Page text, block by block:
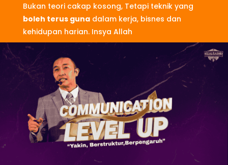
Bukan teori cakap kosong, Tetapi teknik yang
boleh terus gunadalam kerja, bisnes dan
kehidupan harian. Insya Allah